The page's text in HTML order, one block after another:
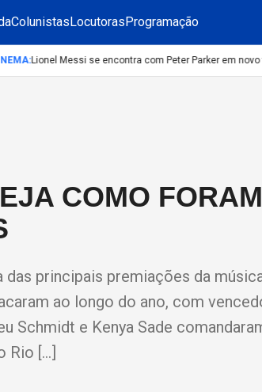
ColunistasLocutorasProgramação
:Lionel Messi se encontra com Peter Parker em novo
COMO
principais premiações da
ao longo do ano, com
Schmidt e Kenya Sade
Rio […]